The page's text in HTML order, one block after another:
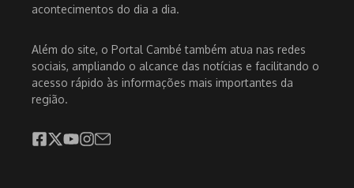
acontecimentos do dia a dia.
Além do site, o Portal Cambé também atua nas redes
sociais, ampliando o alcance das notícias e facilitando o
acesso rápido às informações mais importantes da
região.